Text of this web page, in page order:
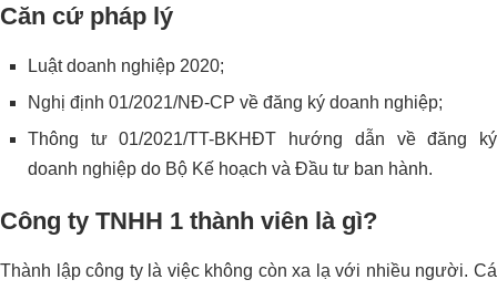
Căn cứ pháp lý
Luật doanh nghiệp 2020;
Nghị định 01/2021/NĐ-CP về đăng ký doanh nghiệp;
Thông tư 01/2021/TT-BKHĐT hướng dẫn về đăng ký
doanh nghiệp do Bộ Kế hoạch và Đầu tư ban hành.
Công ty TNHH 1 thành viên là gì?
Thành lập công ty là việc không còn xa lạ với nhiều người. Cá